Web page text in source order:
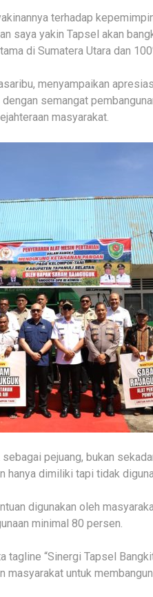
terhadap
saya yakin Tapsel akan
di Sumatera Utara dan
menyampaikan
semangat
masyarakat.
pejuang, bukan
dimiliki tapi tidak
digunakan oleh
minimal 80 persen.
tagline “Sinergi Tapsel
untuk